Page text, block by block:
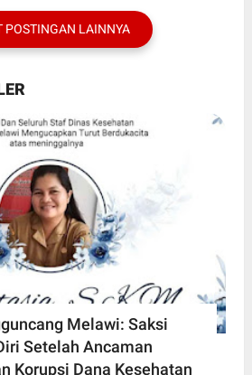
POSTINGAN LAINNYA
Melawi: Saksi
Setelah Ancaman
Korupsi Dana Kesehatan